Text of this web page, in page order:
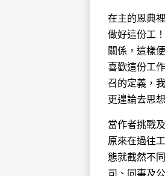
在主的恩典
做好這份工
關係，這樣
喜歡這份工
召的定義，
更遑論去思
當作者挑戰
原來在過往
態就截然不
司、同事及